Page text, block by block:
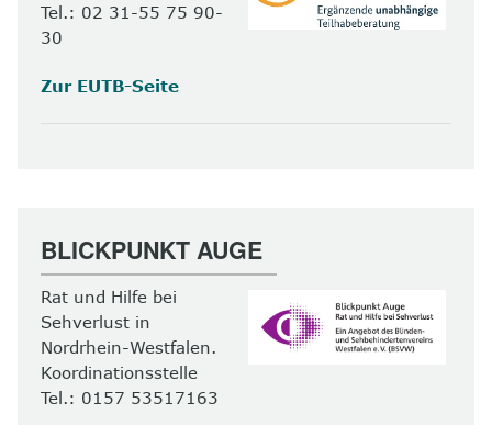
Tel.: 02 31-55 75 90-
30
Zur EUTB-Seite
BLICKPUNKT AUGE
Rat und Hilfe bei
Sehverlust in
Nordrhein-Westfalen.
Koordinationsstelle
Tel.: 0157 53517163